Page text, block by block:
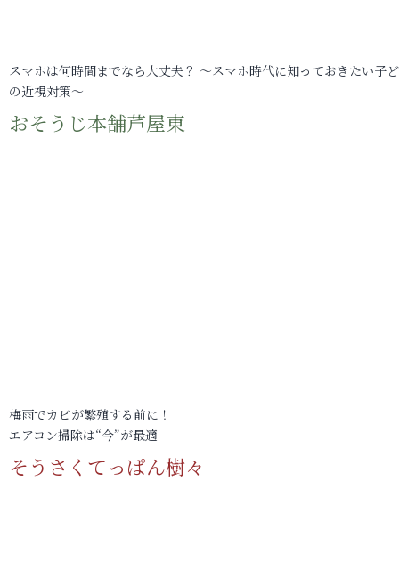
スマホは何時間までなら大丈夫？ ～スマホ時代に知っておきたい子
の近視対策～
おそうじ本舗芦屋東
梅雨でカビが繁殖する前に！
エアコン掃除は“今”が最適
そうさくてっぱん樹々